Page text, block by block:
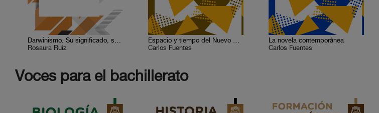
Darwinismo. Su significado, su impacto
Rosaura Ruiz
Espacio y tiempo del Nuevo Mundo
Carlos Fuentes
La novela contemporánea
Carlos Fuentes
Voces para el bachillerato